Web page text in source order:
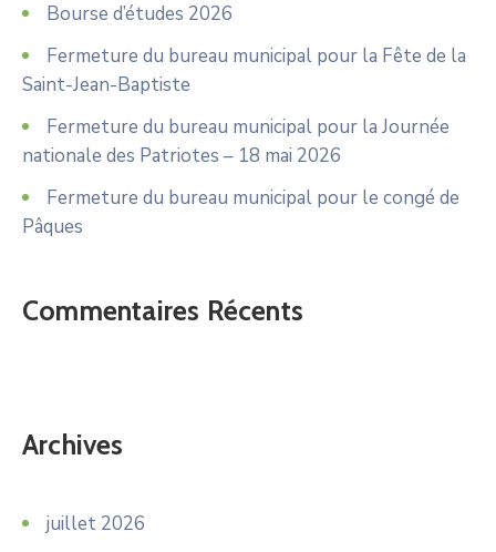
Bourse d’études 2026
Fermeture du bureau municipal pour la Fête de la
Saint-Jean-Baptiste
Fermeture du bureau municipal pour la Journée
nationale des Patriotes – 18 mai 2026
Fermeture du bureau municipal pour le congé de
Pâques
Commentaires Récents
Archives
juillet 2026